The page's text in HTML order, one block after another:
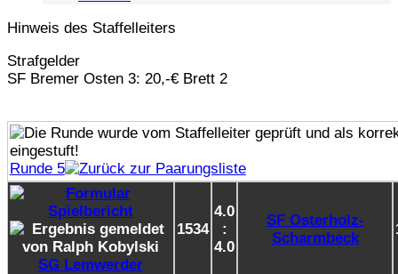
Hinweis des Staffelleiters
Strafgelder
SF Bremer Osten 3: 20,-€ Brett 2
Runde 5
SG Lemwerder
1534
4.0
:
4.0
SF Osterholz-
Scharmbeck